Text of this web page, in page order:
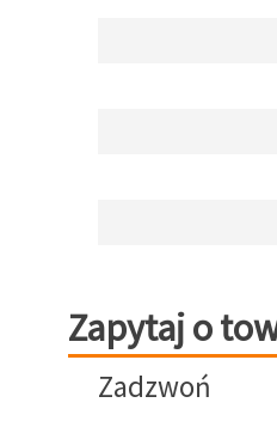
Zapytaj o towar
Zapytaj o
Zadzwoń